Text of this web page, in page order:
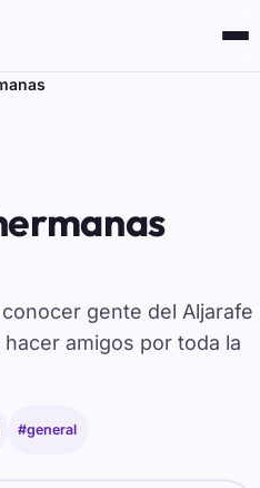
gente del Aljarafe
amigos por toda la
#general